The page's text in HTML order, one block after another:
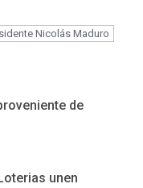
Nicolás Maduro
de
unen